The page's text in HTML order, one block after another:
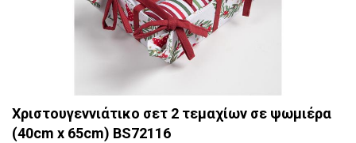
Χριστουγεννιάτικο σετ 2 τεμαχίων σε ψωμιέρα
(40cm x 65cm) BS72116